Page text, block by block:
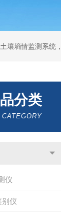
壤墒情监测系统
分类
仪
别仪